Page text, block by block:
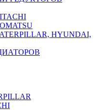
HYUNDAI,